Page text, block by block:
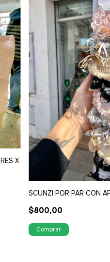
X
SCUNZI POR PAR CON
$800,00